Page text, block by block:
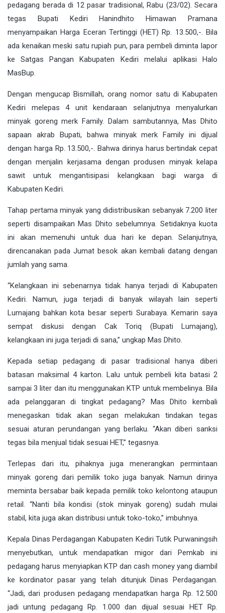
pedagang berada di 12 pasar tradisional, Rabu (23/02). Secara
tegas Bupati Kediri Hanindhito Himawan Pramana
menyampaikan Harga Eceran Tertinggi (HET) Rp. 13.500,-. Bila
ada kenaikan meski satu rupiah pun, para pembeli diminta lapor
ke Satgas Pangan Kabupaten Kediri melalui aplikasi Halo
MasBup.
Dengan mengucap Bismillah, orang nomor satu di Kabupaten
Kediri melepas 4 unit kendaraan selanjutnya menyalurkan
minyak goreng merk Family. Dalam sambutannya, Mas Dhito
sapaan akrab Bupati, bahwa minyak merk Family ini dijual
dengan harga Rp. 13.500,-. Bahwa dirinya harus bertindak cepat
dengan menjalin kerjasama dengan produsen minyak kelapa
sawit untuk mengantisipasi kelangkaan bagi warga di
Kabupaten Kediri.
Tahap pertama minyak yang didistribusikan sebanyak 7.200 liter
seperti disampaikan Mas Dhito sebelumnya. Setidaknya kuota
ini akan memenuhi untuk dua hari ke depan. Selanjutnya,
direncanakan pada Jumat besok akan kembali datang dengan
jumlah yang sama.
“Kelangkaan ini sebenarnya tidak hanya terjadi di Kabupaten
Kediri. Namun, juga terjadi di banyak wilayah lain seperti
Lumajang bahkan kota besar seperti Surabaya. Kemarin saya
sempat diskusi dengan Cak Toriq (Bupati Lumajang),
kelangkaan ini juga terjadi di sana,” ungkap Mas Dhito.
Kepada setiap pedagang di pasar tradisional hanya diberi
batasan maksimal 4 karton. Lalu untuk pembeli kita batasi 2
sampai 3 liter dan itu menggunakan KTP untuk membelinya. Bila
ada pelanggaran di tingkat pedagang? Mas Dhito kembali
menegaskan tidak akan segan melakukan tindakan tegas
sesuai aturan perundangan yang berlaku. “Akan diberi sanksi
tegas bila menjual tidak sesuai HET,” tegasnya.
Terlepas dari itu, pihaknya juga menerangkan permintaan
minyak goreng dari pemilik toko juga banyak. Namun dirinya
meminta bersabar baik kepada pemilik toko kelontong ataupun
retail. “Nanti bila kondisi (stok minyak goreng) sudah mulai
stabil, kita juga akan distribusi untuk toko-toko,” imbuhnya.
Kepala Dinas Perdagangan Kabupaten Kediri Tutik Purwaningsih
menyebutkan, untuk mendapatkan migor dari Pemkab ini
pedagang harus menyiapkan KTP dan cash money yang diambil
ke kordinator pasar yang telah ditunjuk Dinas Perdagangan.
“Jadi, dari produsen pedagang mendapatkan harga Rp. 12.500
jadi untung pedagang Rp. 1.000 dan dijual sesuai HET Rp.